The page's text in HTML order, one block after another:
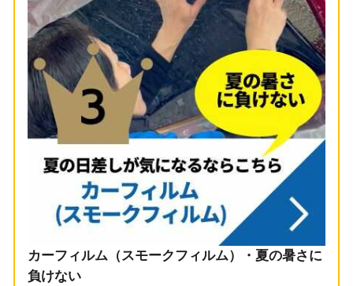
カーフィルム（スモークフィルム）・夏の暑さに
負けない